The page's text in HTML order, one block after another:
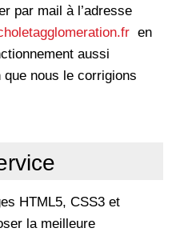
par mail à l’adresse
en
aussi
nous le corrigions
HTML5, CSS3 et
la meilleure